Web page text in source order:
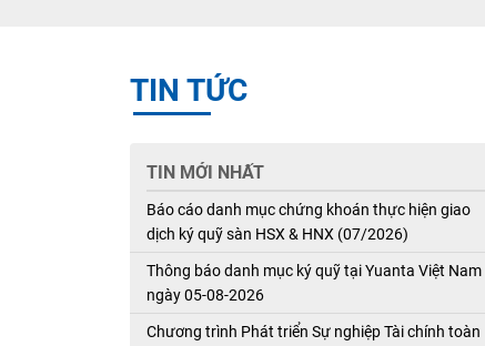
TIN TỨC
TIN MỚI NHẤT
Báo cáo danh mục chứng khoán thực hiện giao
dịch ký quỹ sàn HSX & HNX (07/2026)
Thông báo danh mục ký quỹ tại Yuanta Việt Nam
ngày 05-08-2026
Chương trình Phát triển Sự nghiệp Tài chính toàn